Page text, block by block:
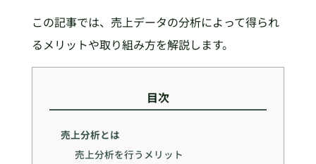
この記事では、売上データの分析によって得られ
るメリットや取り組み方を解説します。
目次
売上分析とは
売上分析を行うメリット